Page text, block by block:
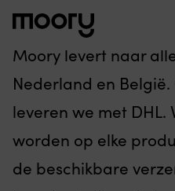
naar:
Moory levert naar
Nederland en
leveren we met DHL.
worden op elke
de beschikbare